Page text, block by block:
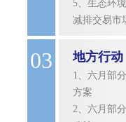
5、生态环
减排交易市
03 地方行动
1、六月部
方案
2、六月部